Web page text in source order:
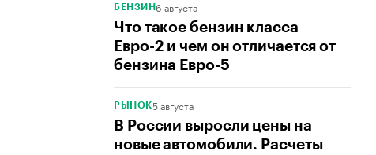
БЕНЗИН6 августа
Что такое бензин класса
Евро-2 и чем он отличается от
бензина Евро-5
РЫНОК5 августа
В России выросли цены на
новые автомобили. Расчеты